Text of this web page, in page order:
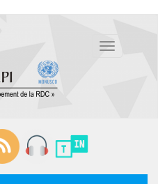
Toggle